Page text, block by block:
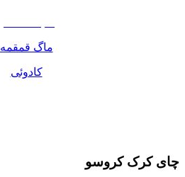
ماگ قمقمه
کادوئی
چای کرک کروسو